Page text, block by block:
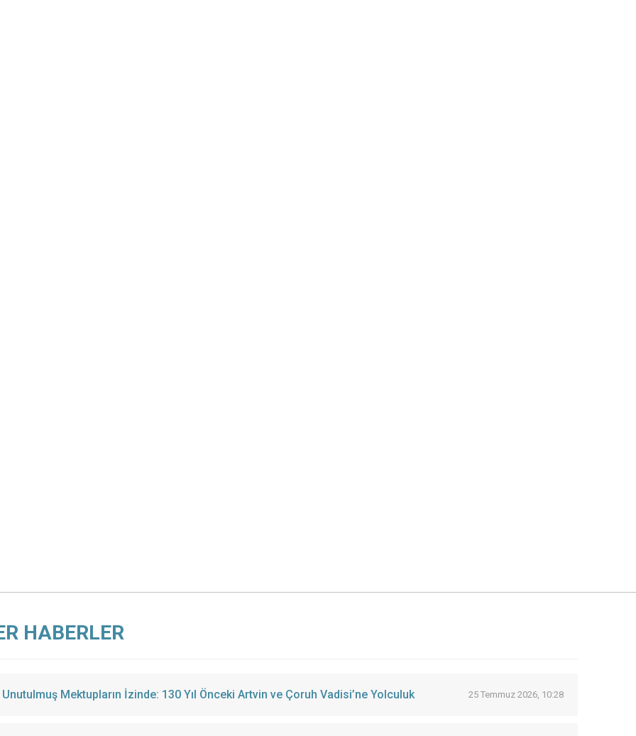
HABERLER
Unutulmuş Mektupların İzinde: 130 Yıl Önceki Artvin ve Çoruh Vadisi’ne Yolculuk 25 Temmuz 2026, 10:28